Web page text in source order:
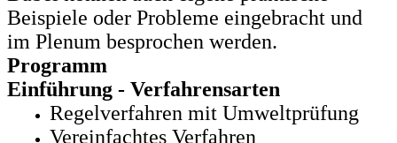
Beispiele oder Probleme eingebracht und
im Plenum besprochen werden.
Programm
Einführung - Verfahrensarten
Regelverfahren mit Umweltprüfung
Vereinfachtes Verfahren